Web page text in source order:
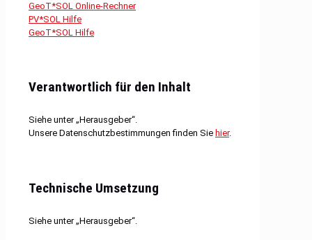
GeoT*SOL Online-Rechner
PV*SOL Hilfe
GeoT*SOL Hilfe
Verantwortlich für den Inhalt
Siehe unter „Herausgeber“.
Unsere Datenschutzbestimmungen finden Sie hier.
Technische Umsetzung
Siehe unter „Herausgeber“.